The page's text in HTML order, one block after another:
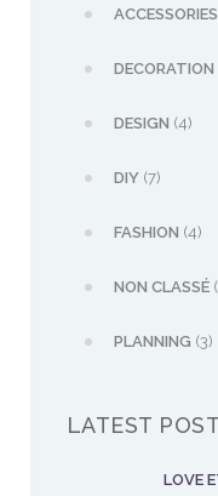
ACCESSORIES
DECORATION
DESIGN (4)
DIY(7)
FASHION (4)
NON CLASSÉ
PLANNING (3)
LATEST
LOVE